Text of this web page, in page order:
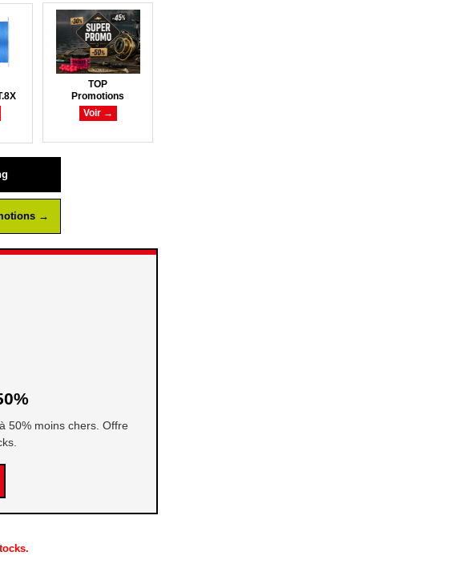
TOP
Promotions
Voir →
→
50% moins chers. Offre